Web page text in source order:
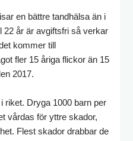
en bättre tandhälsa än i
22 år är avgiftsfri så verkar
kommer till
fler 15 åriga flickor än 15
2017.
riket. Dryga 1000 barn per
vårdas för yttre skador,
Flest skador drabbar de